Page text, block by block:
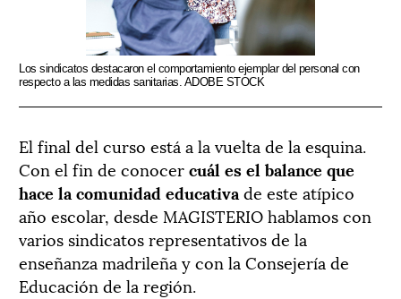
Los sindicatos destacaron el comportamiento ejemplar del personal con
respecto a las medidas sanitarias. ADOBE STOCK
El final del curso está a la vuelta de la esquina.
Con el fin de conocercuál es el balance que
hace la comunidad educativa de este atípico
año escolar, desde MAGISTERIO hablamos con
varios sindicatos representativos de la
enseñanza madrileña y con la Consejería de
Educación de la región.